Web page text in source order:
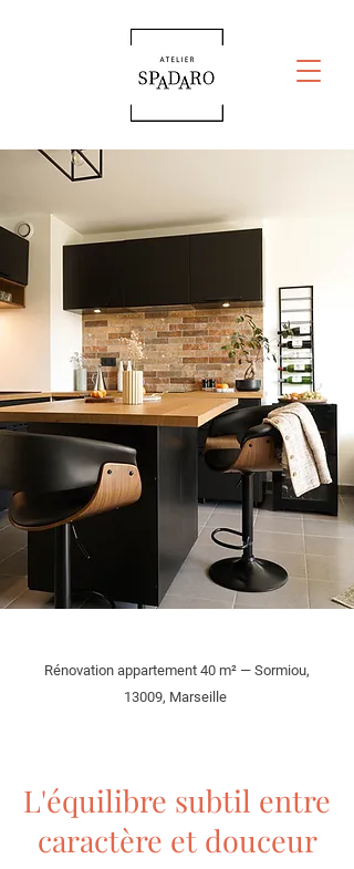
Rénovation appartement 40 m² — Sormiou,
13009, Marseille
L'équilibre subtil entre
caractère et douceur